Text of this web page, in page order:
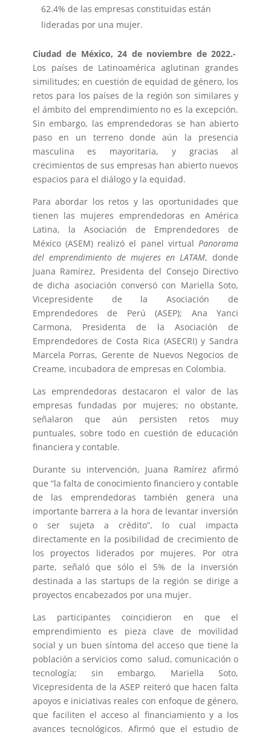
62.4% de las empresas constituidas están
lideradas por una mujer.
Ciudad de México, 24 de noviembre de 2022.-
Los países de Latinoamérica aglutinan grandes
similitudes; en cuestión de equidad de género, los
retos para los países de la región son similares y
el ámbito del emprendimiento no es la excepción.
Sin embargo, las emprendedoras se han abierto
paso en un terreno donde aún la presencia
masculina es mayoritaria, y gracias al
crecimientos de sus empresas han abierto nuevos
espacios para el diálogo y la equidad.
Para abordar los retos y las oportunidades que
tienen las mujeres emprendedoras en América
Latina, la Asociación de Emprendedores de
México (ASEM) realizó el panel virtualPanorama
del emprendimiento de mujeres en LATAM, donde
Juana Ramírez, Presidenta del Consejo Directivo
de dicha asociación conversó con Mariella Soto,
Vicepresidente de la Asociación de
Emprendedores de Perú (ASEP); Ana Yanci
Carmona, Presidenta de la Asociación de
Emprendedores de Costa Rica (ASECRI) y Sandra
Marcela Porras, Gerente de Nuevos Negocios de
Creame, incubadora de empresas en Colombia.
Las emprendedoras destacaron el valor de las
empresas fundadas por mujeres; no obstante,
señalaron que aún persisten retos muy
puntuales, sobre todo en cuestión de educación
financiera y contable.
Durante su intervención, Juana Ramírez afirmó
que “la falta de conocimiento financiero y contable
de las emprendedoras también genera una
importante barrera a la hora de levantar inversión
o ser sujeta a crédito”, lo cual impacta
directamente en la posibilidad de crecimiento de
los proyectos liderados por mujeres. Por otra
parte, señaló que sólo el 5% de la inversión
destinada a las startups de la región se dirige a
proyectos encabezados por una mujer.
Las participantes coincidieron en que el
emprendimiento es pieza clave de movilidad
social y un buen síntoma del acceso que tiene la
población a servicios como salud, comunicación o
tecnología; sin embargo, Mariella Soto,
Vicepresidenta de la ASEP reiteró que hacen falta
apoyos e iniciativas reales con enfoque de género,
que faciliten el acceso al financiamiento y a los
avances tecnológicos. Afirmó que el estudio de